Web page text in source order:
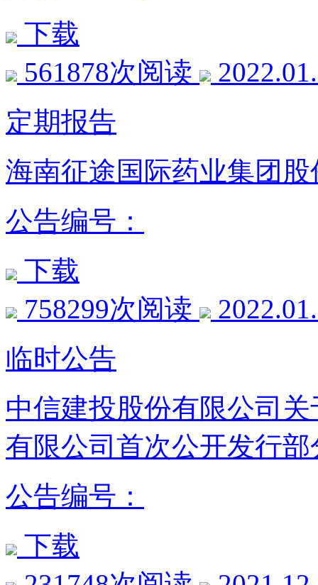
下载
561878次阅读
定期报告
海南征途国际药业集团
公告编号：
下载
758299次阅读
临时公告
中信建投股份有限公司
有限公司首次公开发行
公告编号：
下载